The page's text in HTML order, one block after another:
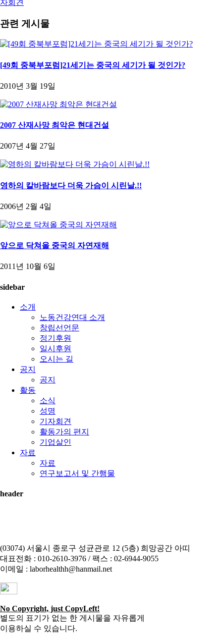
자회견
관련 게시물
[49회 중북부포럼]21세기는 중국의 세기가 될 것인가?
2010년 3월 19일
2007 산재사망 최악은 현대건설
2007년 4월 27일
영하의 칼바람보다 더욱 가슴이 시린날.!!
2006년 2월 4일
앞으로 닥쳐올 중국의 자연재해
2011년 10월 6일
sidebar
소개
노동건강연대 소개
창립선언문
정기후원
일시후원
오시는 길
공지
공지
활동
소식
성명
기자회견
활동가의 편지
기업살인
자료
자료
연구보고서 및 간행물
header
(03074) 서울시 종로구 성균관로 12 (5층) 희망공간 아띠
대표전화 : 010-2610-3976 / 팩스 : 02-6944-9055
이메일 : laborhealthh@hanmail.net
No Copyright, just CopyLeft!
별도의 표기가 없는 한 게시물을 자유롭게
이용하실 수 있습니다.